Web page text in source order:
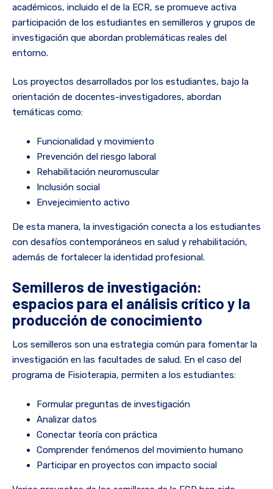
académicos, incluido el de la ECR, se promueve activa
participación de los estudiantes en semilleros y grupos de
investigación que abordan problemáticas reales del
entorno.
Los proyectos desarrollados por los estudiantes, bajo la
orientación de docentes-investigadores, abordan
temáticas como:
Funcionalidad y movimiento
Prevención del riesgo laboral
Rehabilitación neuromuscular
Inclusión social
Envejecimiento activo
De esta manera, la investigación conecta a los estudiantes
con desafíos contemporáneos en salud y rehabilitación,
además de fortalecer la identidad profesional.
Semilleros de investigación:
espacios para el análisis crítico y la
producción de conocimiento
Los semilleros son una estrategia común para fomentar la
investigación en las facultades de salud. En el caso del
programa de Fisioterapia, permiten a los estudiantes:
Formular preguntas de investigación
Analizar datos
Conectar teoría con práctica
Comprender fenómenos del movimiento humano
Participar en proyectos con impacto social